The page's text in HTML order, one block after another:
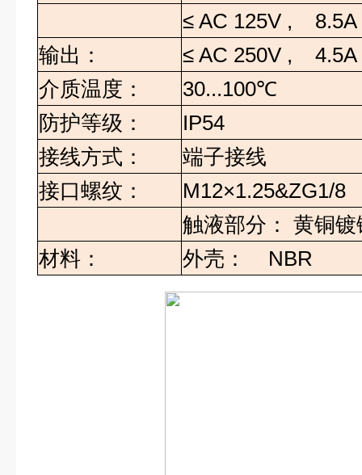
≤ AC 125V , 8.5A
输出：
≤ AC 250V , 4.5A
介质温度：
30...100℃
防护等级：
IP54
接线方式：
端子接线
接口螺纹：
M12×1.25&ZG1/8
触液部分： 黄铜镀
材料：
外壳： NBR